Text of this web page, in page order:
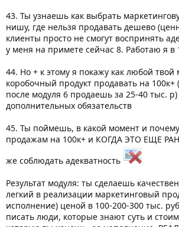
43. Ты узнаешь как выбрать
нишу, где нельзя продавать дешево
клиенты просто не смогут воспринять
у меня на примете сейчас 8. Работаю я в
44. Но + к этому я покажу как любой твой
коробочный продукт продавать на 100к+
после модуля 6 продаешь за 25-40 тыс. р)
дополнительных обязательств
45. Ты поймешь, в какой момент и
продажам на 100к+ и КОГДА ЭТО ЕЩЕ
же соблюдать адекватность
Результат модуля: ты сделаешь
легкий в реализации маркетинговый
исполнение) ценой в 100-200-300 тыс.
писать люди, которые знают суть и